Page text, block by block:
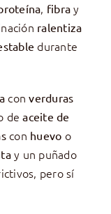
, fibra y
ralentiza
durante
converduras
deaceite de
con huevo o
y un puñado
pero sí